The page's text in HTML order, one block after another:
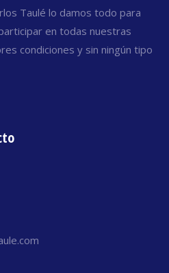
Taulé lo damos todo para
en todas nuestras
condiciones y sin ningún tipo